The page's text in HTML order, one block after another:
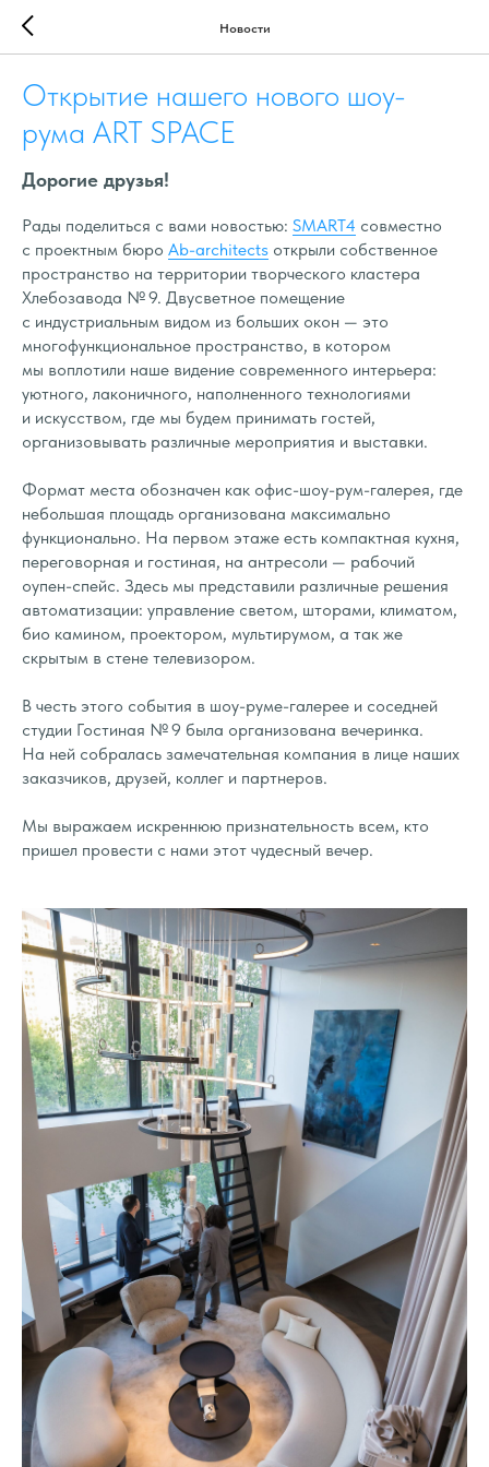
Новости
Открытие нашего нового шоу-
рума ART SPACE
Дорогие друзья!
Pады поделиться с вами новостью: SMART4 совместно
с проектным бюро Ab-architects открыли собственное
пространство на территории творческого кластера
Хлебозавода № 9. Двусветное помещение
с индустриальным видом из больших окон — это
многофункциональное пространство, в котором
мы воплотили наше видение современного интерьера:
уютного, лаконичного, наполненного технологиями
и искусством, где мы будем принимать гостей,
организовывать различные мероприятия и выставки.
Формат места обозначен как офис-шоу-рум-галерея, где
небольшая площадь организована максимально
функционально. На первом этаже есть компактная кухня,
переговорная и гостиная, на антресоли — рабочий
оупен-спейс. Здесь мы представили различные решения
автоматизации: управление светом, шторами, климатом,
био камином, проектором, мультирумом, а так же
скрытым в стене телевизором.
В честь этого события в шоу-руме-галерее и соседней
студии Гостиная № 9 была организована вечеринка.
На ней собралась замечательная компания в лице наших
заказчиков, друзей, коллег и партнеров.
Мы выражаем искреннюю признательность всем, кто
пришел провести с нами этот чудесный вечер.